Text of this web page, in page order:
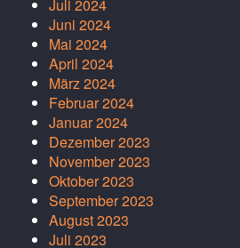
Juli 2024
Juni 2024
Mai 2024
April 2024
März 2024
Februar 2024
Januar 2024
Dezember 2023
November 2023
Oktober 2023
September 2023
August 2023
Juli 2023